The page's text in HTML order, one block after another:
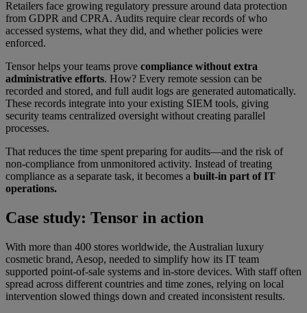
Retailers face growing regulatory pressure around data protection
from GDPR and CPRA. Audits require clear records of who
accessed systems, what they did, and whether policies were
enforced.
Tensor helps your teams prove compliance without extra
administrative efforts. How? Every remote session can be
recorded and stored, and full audit logs are generated automatically.
These records integrate into your existing SIEM tools, giving
security teams centralized oversight without creating parallel
processes.
That reduces the time spent preparing for audits—and the risk of
non-compliance from unmonitored activity. Instead of treating
compliance as a separate task, it becomes a built-in part of IT
operations.
Case study: Tensor in action
With more than 400 stores worldwide, the Australian luxury
cosmetic brand, Aesop, needed to simplify how its IT team
supported point-of-sale systems and in-store devices. With staff often
spread across different countries and time zones, relying on local
intervention slowed things down and created inconsistent results.